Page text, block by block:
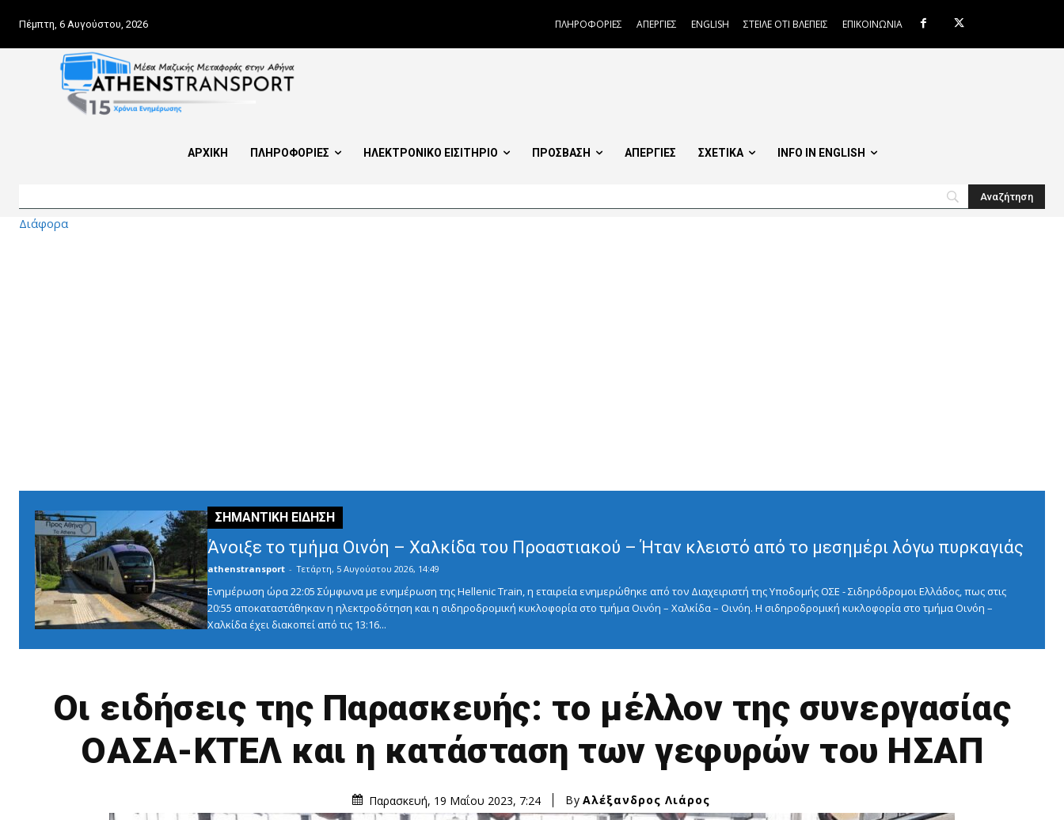
Πέμπτη, 6 Αυγούστου, 2026 ΠΛΗΡΟΦΟΡΙΕΣ ΑΠΕΡΓΙΕΣ ENGLISH ΣΤΕΙΛΕ ΟΤΙ ΒΛΕΠΕΙΣ ΕΠΙΚΟΙΝΩΝΙΑ
ΑΡΧΙΚΗ ΠΛΗΡΟΦΟΡΙΕΣ ΗΛΕΚΤΡΟΝΙΚΟ ΕΙΣΙΤΗΡΙΟ ΠΡΟΣΒΑΣΗ ΑΠΕΡΓΙΕΣ ΣΧΕΤΙΚΑ INFO IN ENGLISH
Διάφορα
Άνοιξε το τμήμα Οινόη – Χαλκίδα του Προαστιακού – Ήταν κλειστό από το μεσημέρι λόγω πυρκαγιάς
athenstransport - Τετάρτη, 5 Αυγούστου 2026, 14:49
Ενημέρωση ώρα 22:05 Σύμφωνα με ενημέρωση της Hellenic Train, η εταιρεία ενημερώθηκε από τον Διαχειριστή της Υποδομής ΟΣΕ - Σιδηρόδρομοι Ελλάδος, πως στις
20:55 αποκαταστάθηκαν η ηλεκτροδότηση και η σιδηροδρομική κυκλοφορία στο τμήμα Οινόη – Χαλκίδα – Οινόη. Η σιδηροδρομική κυκλοφορία στο τμήμα Οινόη –
Χαλκίδα έχει διακοπεί από τις 13:16...
Οι ειδήσεις της Παρασκευής: το μέλλον της συνεργασίας
ΟΑΣΑ-ΚΤΕΛ και η κατάσταση των γεφυρών του ΗΣΑΠ
Παρασκευή, 19 Μαΐου 2023, 7:24 By Αλέξανδρος Λιάρος